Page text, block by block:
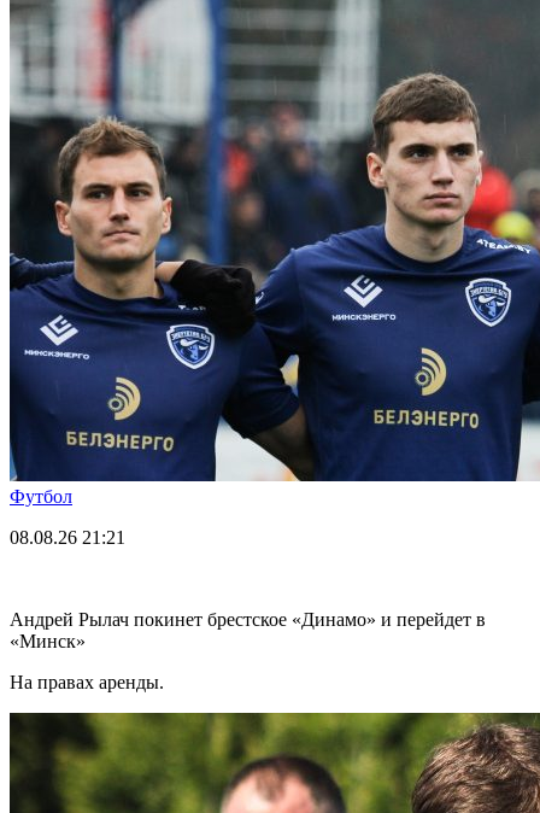
Футбол
08.08.26 21:21
Андрей Рылач покинет брестское «Динамо» и перейдет в
«Минск»
На правах аренды.